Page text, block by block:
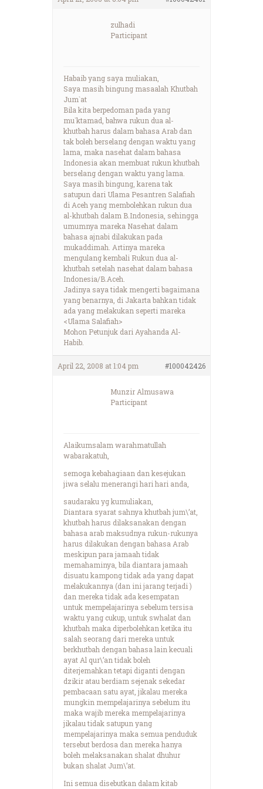
zulhadi
Participant
Habaib yang saya muliakan,
Saya masih bingung masaalah Khutbah
Jum`at
Bila kita berpedoman pada yang
mu`ktamad, bahwa rukun dua al-
khutbah harus dalam bahasa Arab dan
tak boleh berselang dengan waktu yang
lama, maka nasehat dalam bahasa
Indonesia akan membuat rukun khutbah
berselang dengan waktu yang lama.
Saya masih bingung, karena tak
satupun dari Ulama Pesantren Salafiah
di Aceh yang membolehkan rukun dua
al-khutbah dalam B.Indonesia, sehingga
umumnya mareka Nasehat dalam
bahasa ajnabi dilakukan pada
mukaddimah. Artinya mareka
mengulang kembali Rukun dua al-
khutbah setelah nasehat dalam bahasa
Indonesia/B.Aceh.
Jadinya saya tidak mengerti bagaimana
yang benarnya, di Jakarta bahkan tidak
ada yang melakukan seperti mareka
<Ulama Salafiah>
Mohon Petunjuk dari Ayahanda Al-
Habib.
April 22, 2008 at 1:04 pm #100042426
Munzir Almusawa
Participant
Alaikumsalam warahmatullah
wabarakatuh,
semoga kebahagiaan dan kesejukan
jiwa selalu menerangi hari hari anda,
saudaraku yg kumuliakan,
Diantara syarat sahnya khutbah jum\’at,
khutbah harus dilaksanakan dengan
bahasa arab maksudnya rukun-rukunya
harus dilakukan dengan bahasa Arab
meskipun para jamaah tidak
memahaminya, bila diantara jamaah
disuatu kampong tidak ada yang dapat
melakukannya (dan ini jarang terjadi )
dan mereka tidak ada kesempatan
untuk mempelajarinya sebelum tersisa
waktu yang cukup, untuk swhalat dan
khutbah maka diperbolehkan ketika itu
salah seorang dari mereka untuk
berkhutbah dengan bahasa lain kecuali
ayat Al qur\’an tidak boleh
diterjemahkan tetapi diganti dengan
dzikir atau berdiam sejenak sekedar
pembacaan satu ayat, jikalau mereka
mungkin mempelajarinya sebelum itu
maka wajib mereka mempelajarinya
jikalau tidak satupun yang
mempelajarinya maka semua penduduk
tersebut berdosa dan mereka hanya
boleh melaksanakan shalat dhuhur
bukan shalat Jum\’at.
Ini semua disebutkan dalam kitab